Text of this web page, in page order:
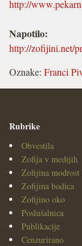
http://
Napotilo:
http://zofijini.net/
Oznake: Franci
Rubrike
Obvestila
Zofija v medijih
Zofijina modrost
Zofijina bodica
Zofijino oko
Poslušalnica
Publikacije
Cenzurirano